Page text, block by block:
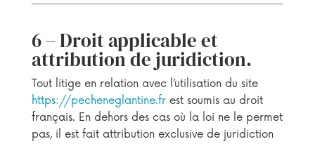
6 – Droit applicable et
attribution de juridiction.
Tout litige en relation avec l’utilisation du site
https://pecheneglantine.frest soumis au droit
français. En dehors des cas où la loi ne le permet
pas, il est fait attribution exclusive de juridiction